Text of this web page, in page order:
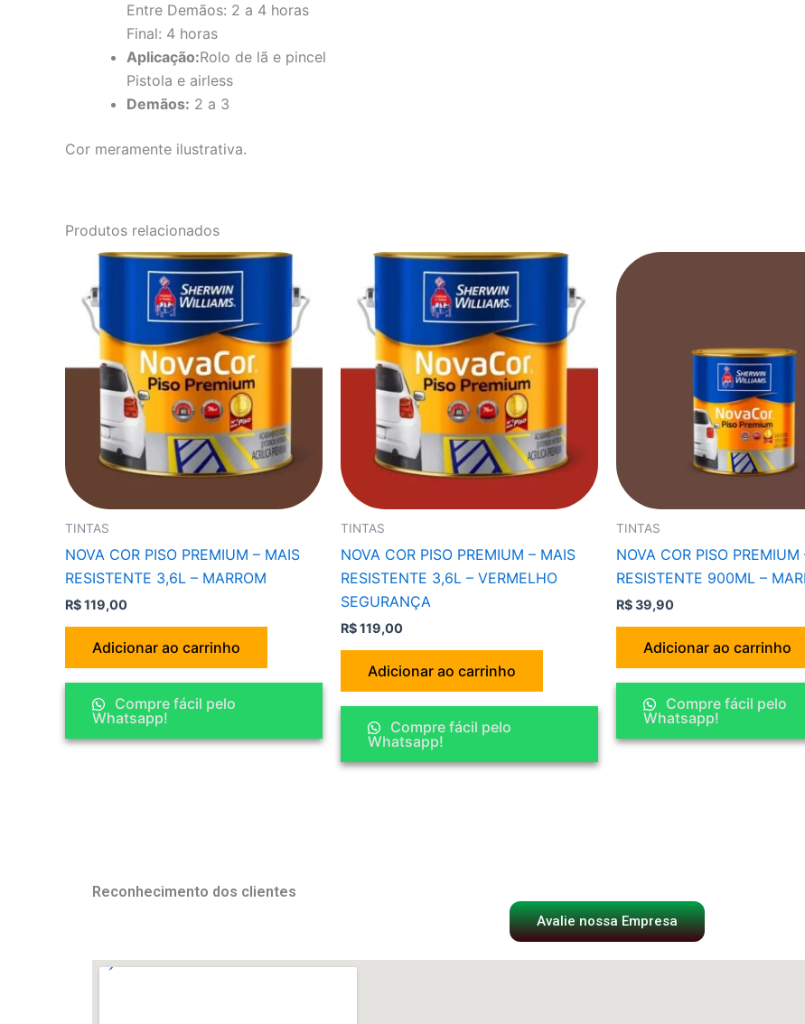
Entre Demãos: 2 a 4 horas
Final: 4 horas
Aplicação:Rolo de lã e pincel
Pistola e airless
Demãos: 2 a 3
Cor meramente ilustrativa.
Produtos relacionados
TINTAS
NOVA COR PISO PREMIUM – MAIS
RESISTENTE 3,6L – MARROM
R$119,00
Adicionar ao carrinho
Compre fácil pelo
Whatsapp!
TINTAS
NOVA COR PISO PREMIUM – MAIS
RESISTENTE 3,6L – VERMELHO
SEGURANÇA
R$119,00
Adicionar ao carrinho
Compre fácil pelo
Whatsapp!
TINTAS
NOVA COR PISO PREMIUM
RESISTENTE 900ML –
R$39,90
Adicionar ao carrinho
Compre fácil pelo
Whatsapp!
Reconhecimento dos clientes
Avalie nossa Empresa